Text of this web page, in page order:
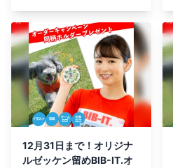
12月31日まで！オリジナ
ルゼッケン留めBIB-IT.オ